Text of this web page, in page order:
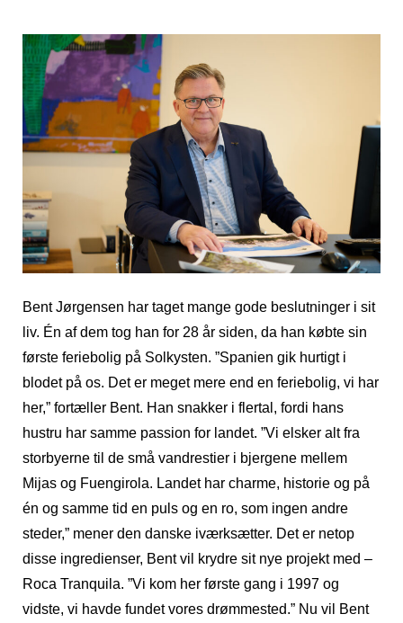
Bent Jørgensen har taget mange gode beslutninger i sit
liv. Én af dem tog han for 28 år siden, da han købte sin
første feriebolig på Solkysten. ”Spanien gik hurtigt i
blodet på os. Det er meget mere end en feriebolig, vi har
her,” fortæller Bent. Han snakker i flertal, fordi hans
hustru har samme passion for landet. ”Vi elsker alt fra
storbyerne til de små vandrestier i bjergene mellem
Mijas og Fuengirola. Landet har charme, historie og på
én og samme tid en puls og en ro, som ingen andre
steder,” mener den danske iværksætter. Det er netop
disse ingredienser, Bent vil krydre sit nye projekt med –
Roca Tranquila. ”Vi kom her første gang i 1997 og
vidste, vi havde fundet vores drømmested.” Nu vil Bent